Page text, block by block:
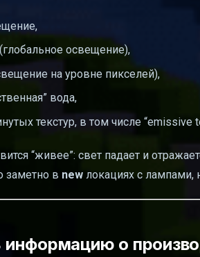
(глобальное освещение),
на уровне пикселей),
вода,
текстур, в том числе “emissive
“живее”: свет падает и
заметно в new локациях с
о